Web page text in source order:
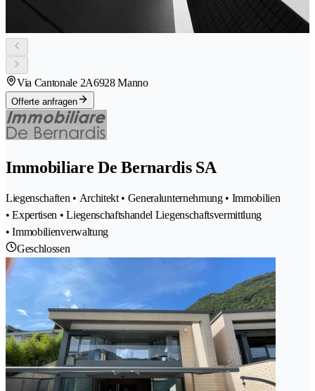
Via Cantonale 2A6928 Manno
Offerte anfragen
Immobiliare De Bernardis SA
Liegenschaften • Architekt • Generalunternehmung • Immobilien
• Expertisen • Liegenschaftshandel Liegenschaftsvermittlung
• Immobilienverwaltung
Geschlossen